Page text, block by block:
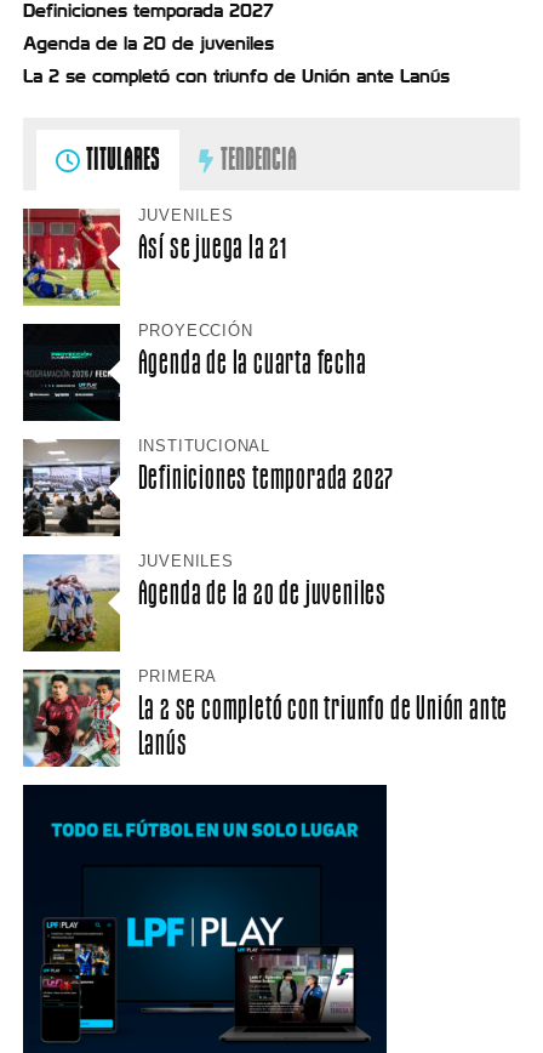
Definiciones temporada 2027
Agenda de la 20 de juveniles
La 2 se completó con triunfo de Unión ante Lanús
TITULARES TENDENCIA
JUVENILES
Así se juega la 21
PROYECCIÓN
Agenda de la cuarta fecha
INSTITUCIONAL
Definiciones temporada 2027
JUVENILES
Agenda de la 20 de juveniles
PRIMERA
La 2 se completó con triunfo de Unión ante
Lanús